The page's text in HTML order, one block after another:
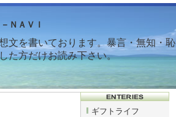
文を書いております。暴言・無知・恥
た方だけお読み下さい。
ギフトライフ